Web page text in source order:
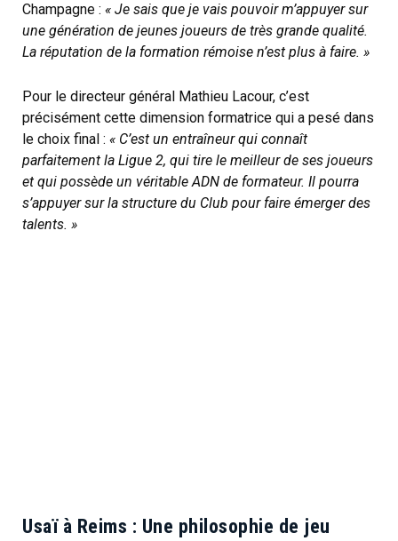
Champagne : « Je sais que je vais pouvoir m’appuyer sur
une génération de jeunes joueurs de très grande qualité.
La réputation de la formation rémoise n’est plus à faire. »
Pour le directeur général Mathieu Lacour, c’est
précisément cette dimension formatrice qui a pesé dans
le choix final : « C’est un entraîneur qui connaît
parfaitement la Ligue 2, qui tire le meilleur de ses joueurs
et qui possède un véritable ADN de formateur. Il pourra
s’appuyer sur la structure du Club pour faire émerger des
talents. »
Usaï à Reims : Une philosophie de jeu